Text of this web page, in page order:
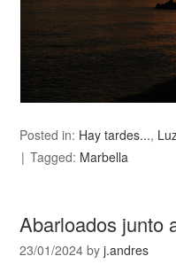
Posted in: Hay tardes...,
Tagged: Marbella
Abarloados junto
23/01/2024 byj.andres